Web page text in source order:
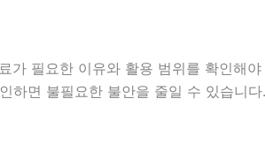
가 필요한 이유와 활용 범위를 확인
하면 불필요한 불안을 줄일 수 있습니다.